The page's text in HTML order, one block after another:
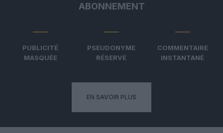
ABONNEMENT
PUBLICITÉ
MASQUÉE
PSEUDONYME
RÉSERVÉ
COMMENTAIRE
INSTANTANÉ
EN SAVOIR PLUS